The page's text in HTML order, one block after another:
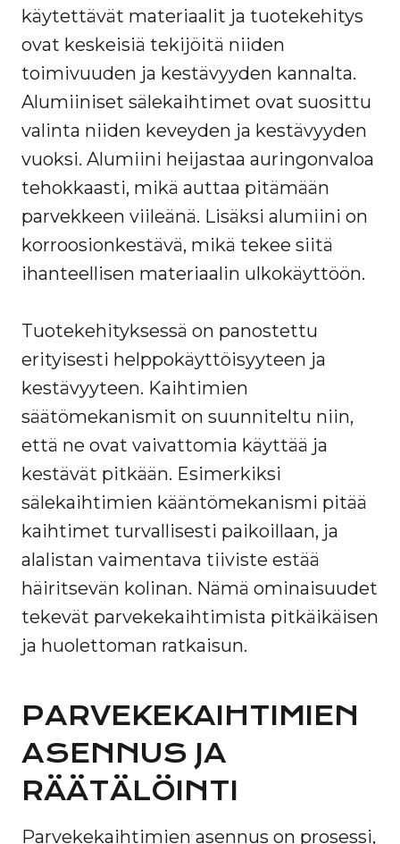
käytettävät materiaalit ja tuotekehitys
ovat keskeisiä tekijöitä niiden
toimivuuden ja kestävyyden kannalta.
Alumiiniset sälekaihtimet ovat suosittu
valinta niiden keveyden ja kestävyyden
vuoksi. Alumiini heijastaa auringonvaloa
tehokkaasti, mikä auttaa pitämään
parvekkeen viileänä. Lisäksi alumiini on
korroosionkestävä, mikä tekee siitä
ihanteellisen materiaalin ulkokäyttöön.
Tuotekehityksessä on panostettu
erityisesti helppokäyttöisyyteen ja
kestävyyteen. Kaihtimien
säätömekanismit on suunniteltu niin,
että ne ovat vaivattomia käyttää ja
kestävät pitkään. Esimerkiksi
sälekaihtimien kääntömekanismi pitää
kaihtimet turvallisesti paikoillaan, ja
alalistan vaimentava tiiviste estää
häiritsevän kolinan. Nämä ominaisuudet
tekevät parvekekaihtimista pitkäikäisen
ja huolettoman ratkaisun.
PARVEKEKAIHTIMIEN
ASENNUS JA
RÄÄTÄLÖINTI
Parvekekaihtimien asennus on prosessi,